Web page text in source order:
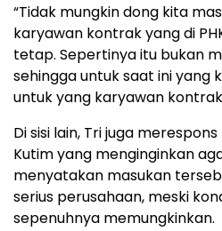
“Tidak mungkin dong kita
karyawan kontrak yang di
tetap. Sepertinya itu bukan
sehingga untuk saat ini yang
untuk yang karyawan
Di sisi lain, Tri juga
Kutim yang menginginkan
menyatakan masukan
serius perusahaan, meski
sepenuhnya memungkinkan.